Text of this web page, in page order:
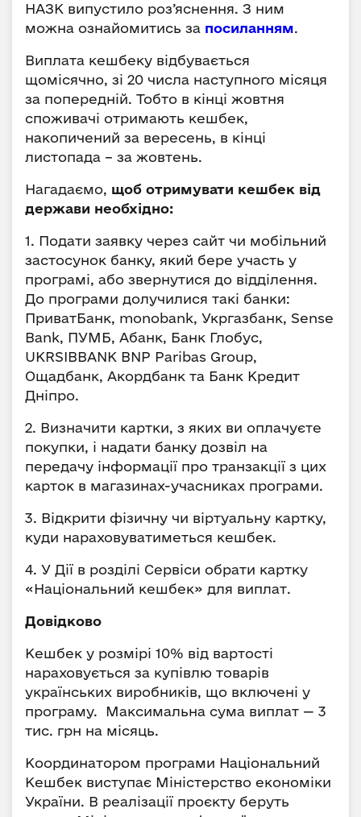
НАЗК випустило роз’яснення. З ним
можна ознайомитись за посиланням.
Виплата кешбеку відбувається
щомісячно, зі 20 числа наступного місяця
за попередній. Тобто в кінці жовтня
споживачі отримають кешбек,
накопичений за вересень, в кінці
листопада – за жовтень.
Нагадаємо, щоб отримувати кешбек від
держави необхідно:
1. Подати заявку через сайт чи мобільний
застосунок банку, який бере участь у
програмі, або звернутися до відділення.
До програми долучилися такі банки:
ПриватБанк, monobank, Укргазбанк, Sense
Bank, ПУМБ, Абанк, Банк Глобус,
UKRSIBBANK BNP Paribas Group,
Ощадбанк, Акордбанк та Банк Кредит
Дніпро.
2. Визначити картки, з яких ви оплачуєте
покупки, і надати банку дозвіл на
передачу інформації про транзакції з цих
карток в магазинах-учасниках програми.
3. Відкрити фізичну чи віртуальну картку,
куди нараховуватиметься кешбек.
4. У Дії в розділі Сервіси обрати картку
«Національний кешбек» для виплат.
Довідково
Кешбек у розмірі 10% від вартості
нараховується за купівлю товарів
українських виробників, що включені у
програму. Максимальна сума виплат — 3
тис. грн на місяць.
Координатором програми Національний
Кешбек виступає Міністерство економіки
України. В реалізації проєкту беруть